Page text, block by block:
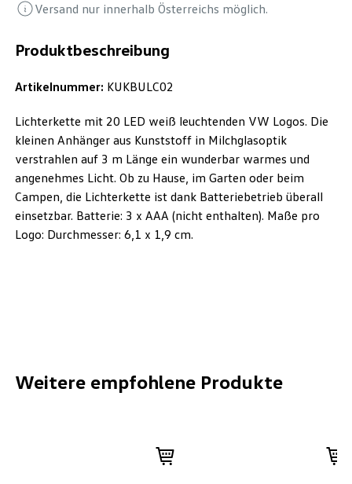
Produktbeschreibung
Artikelnummer: KUKBULC02
Lichterkette mit 20 LED weiß leuchtenden VW Logos. Die
kleinen Anhänger aus Kunststoff in Milchglasoptik
verstrahlen auf 3 m Länge ein wunderbar warmes und
angenehmes Licht. Ob zu Hause, im Garten oder beim
Campen, die Lichterkette ist dank Batteriebetrieb überall
einsetzbar. Batterie: 3 x AAA (nicht enthalten). Maße pro
Logo: Durchmesser: 6,1 x 1,9 cm.
Versand nur innerhalb Österreichs möglich.
Weitere empfohlene Produkte